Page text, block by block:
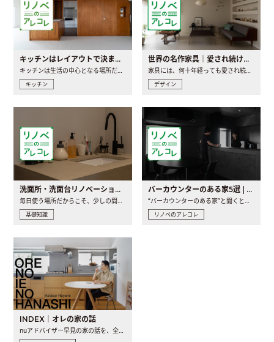
キッチンはレイアウトで決まる。後悔しないための考え方と選び方
キッチンは生活の中心となる場所だからこそ、家の中のどこに置..
キッチン
世界の名作家具｜愛され続ける理由と一生モノとの出会い方
家具には、何十年経っても愛され続ける「名作」と呼ばれるもの..
デザイン
洗面所・洗面台リノベーションの事例と間取りアイデア
基礎知識
バーカウンターのある家5選 | 日常に馴染む“距離の近い”キッチンとは
リノベのアレコレ
INDEX｜オレの家の話
nuアドバイザー早見の家の話を、全4話でお届け。リノベーションを..